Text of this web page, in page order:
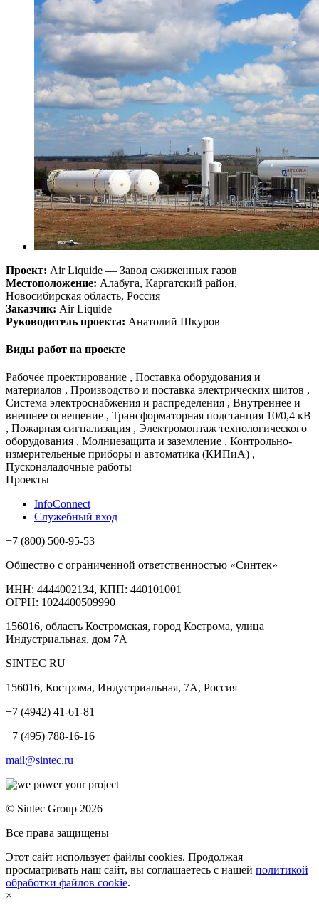
Проект: Air Liquide — Завод сжиженных газов
Местоположение: Алабуга, Каргатский район,
Новосибирская область, Россия
Заказчик: Air Liquide
Руководитель проекта: Анатолий Шкуров
Виды работ на проекте
Рабочее проектирование , Поставка оборудования и
материалов , Производство и поставка электрических щитов ,
Система электроснабжения и распределения , Внутреннее и
внешнее освещение , Трансформаторная подстанция 10/0,4 кВ
, Пожарная сигнализация , Электромонтаж технологического
оборудования , Молниезащита и заземление , Контрольно-
измерительеные приборы и автоматика (КИПиА) ,
Пусконаладочные работы
Проекты
InfoConnect
Служебный вход
+7 (800) 500-95-53
Общество с ограниченной ответственностью «Синтек»
ИНН: 4444002134, КПП: 440101001
ОГРН: 1024400509990
156016, область Костромская, город Кострома, улица
Индустриальная, дом 7А
SINTEC RU
156016, Кострома, Индустриальная, 7А, Россия
+7 (4942) 41-61-81
+7 (495) 788-16-16
mail@sintec.ru
© Sintec Group 2026
Все права защищены
Этот сайт использует файлы cookies. Продолжая
просматривать наш сайт, вы соглашаетесь с нашей политикой
обработки файлов cookie.
×